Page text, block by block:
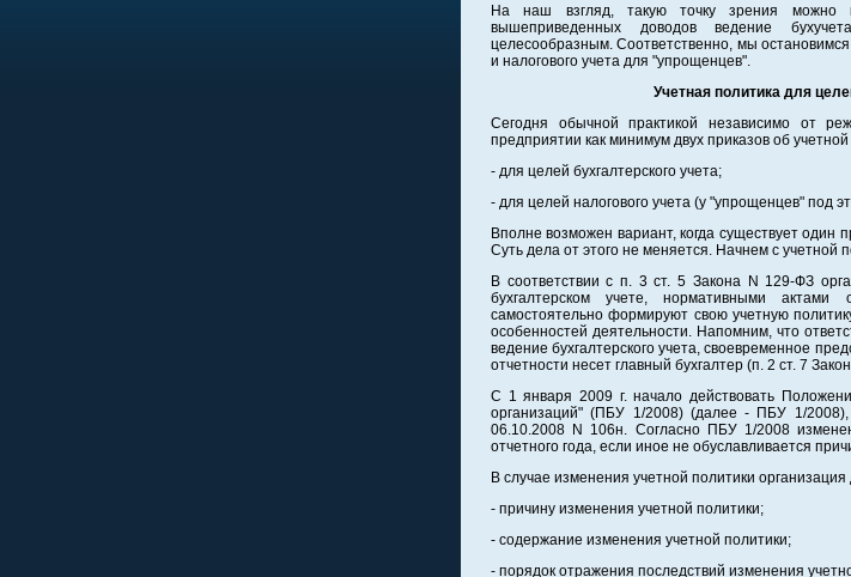
На наш взгляд, такую точку зрения можно
вышеприведенных доводов ведение
целесообразным. Соответственно, мы
и налогового учета для "упрощенцев".
Учетная политика для
Сегодня обычной практикой независимо от
предприятии как минимум двух приказов об
- для целей бухгалтерского учета;
- для целей налогового учета (у "упрощенцев" под
Вполне возможен вариант, когда существует один
Суть дела от этого не меняется. Начнем с учетной
В соответствии с п. 3 ст. 5 Закона N 129-ФЗ
бухгалтерском учете, нормативными актами
самостоятельно формируют свою учетную
особенностей деятельности. Напомним, что
ведение бухгалтерского учета, своевременное
отчетности несет главный бухгалтер (п. 2 ст. 7
С 1 января 2009 г. начало действовать
организаций" (ПБУ 1/2008) (далее - ПБУ 1/
06.10.2008 N 106н. Согласно ПБУ 1/2008
отчетного года, если иное не обуславливается
В случае изменения учетной политики
- причину изменения учетной политики;
- содержание изменения учетной политики;
- порядок отражения последствий изменения